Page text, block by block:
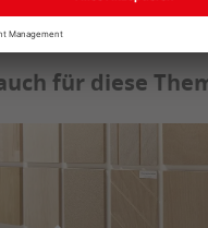
für diese